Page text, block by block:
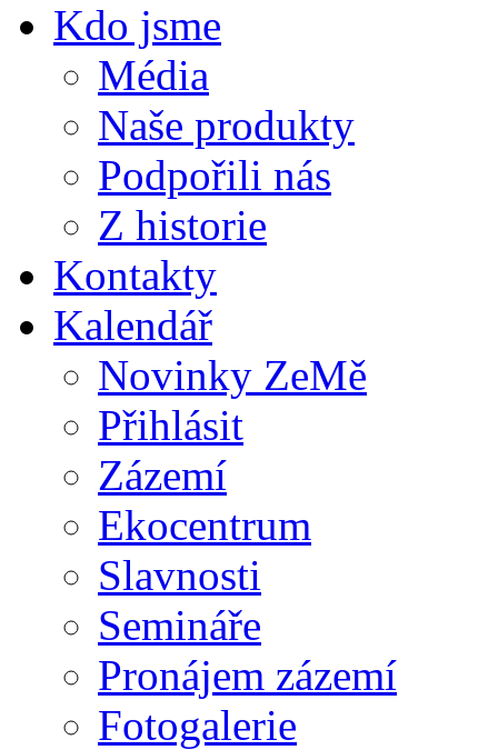
Kdo jsme
Média
Naše produkty
Podpořili nás
Z historie
Kontakty
Kalendář
Novinky ZeMě
Přihlásit
Zázemí
Ekocentrum
Slavnosti
Semináře
Pronájem zázemí
Fotogalerie